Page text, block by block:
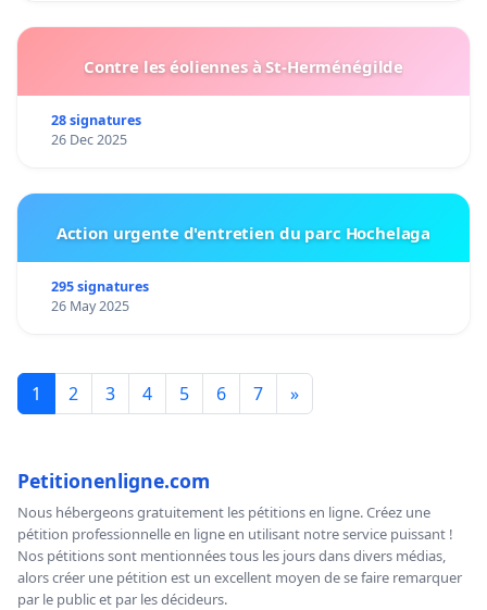
Contre les éoliennes à St-Herménégilde
28 signatures
26 Dec 2025
Action urgente d'entretien du parc Hochelaga
295 signatures
26 May 2025
1 2 3 4 5 6 7 »
Petitionenligne.com
Nous hébergeons gratuitement les pétitions en ligne. Créez une
pétition professionnelle en ligne en utilisant notre service puissant !
Nos pétitions sont mentionnées tous les jours dans divers médias,
alors créer une pétition est un excellent moyen de se faire remarquer
par le public et par les décideurs.